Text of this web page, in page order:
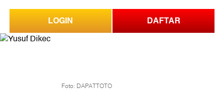
LOGIN DAFTAR
Foto: DAPATTOTO